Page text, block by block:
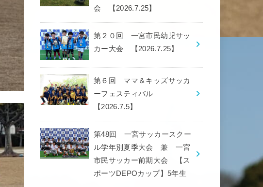
会 【2026.7.25】
第２０回 一宮市民幼児サッ
カー大会 【2026.7.25】
第６回 ママ＆キッズサッカ
ーフェスティバル
【2026.7.5】
第48回 一宮サッカースクー
ル学年別夏季大会 兼 一宮
市民サッカー前期大会 【ス
ポーツDEPOカップ】5年生